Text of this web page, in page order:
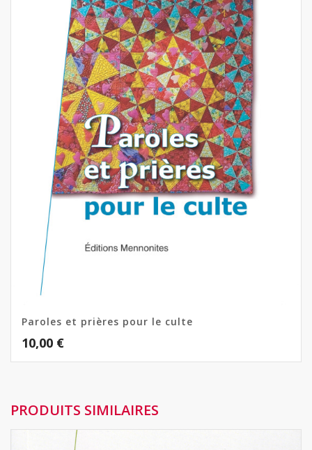
Paroles et prières pour le culte
10,00 €
PRODUITS SIMILAIRES